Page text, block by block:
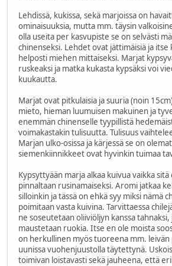
Lehdissä, kukissa, sekä marjoissa on
ominaisuuksia, mutta mm. täysin
olla useita per kasvupiste se on selvästi
chinenseksi. Lehdet ovat jättimäisiä ja itse
helposti miehen mittaiseksi. Marjat
ruskeaksi ja matka kukasta kypsäksi voi
kuukautta.
Marjat ovat pitkulaisia ja suuria (noin
mieto, hieman luumuisen makuinen ja
enemmän chinenselle tyypillistä
voimakastakin tulisuutta. Tulisuus
Marjan ulko-osissa ja kärjessä se on
siemenkiinnikkeet ovat hyvinkin tuimaa
Kypsyttyään marja alkaa kuivua vaikka
pinnaltaan rusinamaiseksi. Aromi jatkaa
silloinkin ja tässä on ehkä syy miksi nämä
poimitaan vasta kuivina. Tarvittaessa
ne soseutetaan oliiviöljyn kanssa
maustetaan ruokia. Itse en ole moista
on herkullinen myös tuoreena mm. leivän
uunissa vuohenjuustolla täytettynä.
toimivan loistavasti sekä jauheena, että